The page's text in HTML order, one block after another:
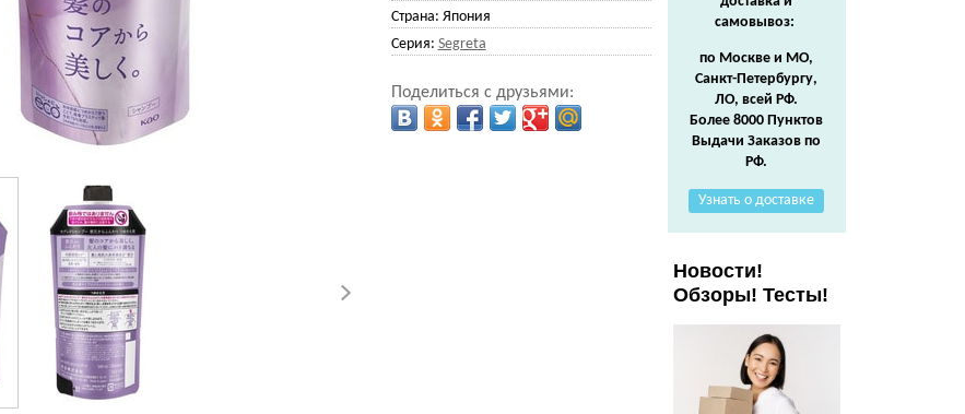
Страна: Япония
Серия: Segreta
Поделиться с друзьями:
самовывоз:
по Москве и МО,
Санкт-Петербургу,
ЛО, всей РФ.
Более 8000 Пунктов
Выдачи Заказов по
РФ.
Узнать о доставке
Новости!
Обзоры! Тесты!